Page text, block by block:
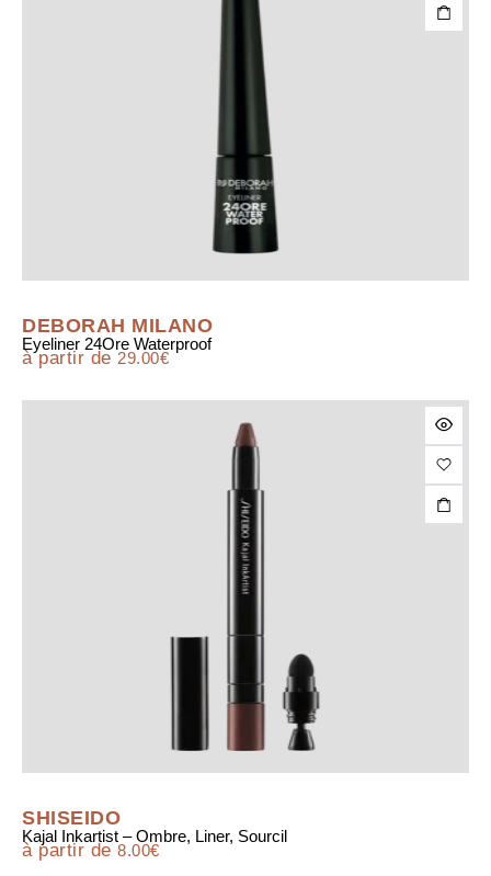
DEBORAH MILANO
Eyeliner 24Ore Waterproof
à partir de 29.00€
SHISEIDO
Kajal Inkartist – Ombre, Liner, Sourcil
à partir de 8.00€